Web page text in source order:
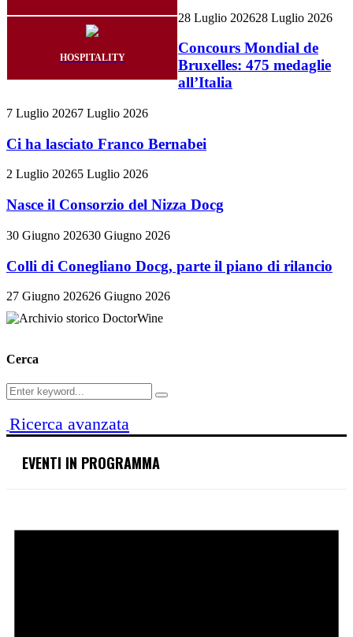
HOSPITALITY
28 Luglio 202628 Luglio 2026
Concours Mondial de
Bruxelles: 475 medaglie
all’Italia
7 Luglio 20267 Luglio 2026
Ci ha lasciato Franco Bernabei
2 Luglio 20265 Luglio 2026
Nasce il Consorzio del Nizza Docg
30 Giugno 202630 Giugno 2026
Colli di Conegliano Docg, parte il piano di rilancio
27 Giugno 202626 Giugno 2026
Cerca
Search
for:
Search
Ricerca avanzata
EVENTI IN PROGRAMMA